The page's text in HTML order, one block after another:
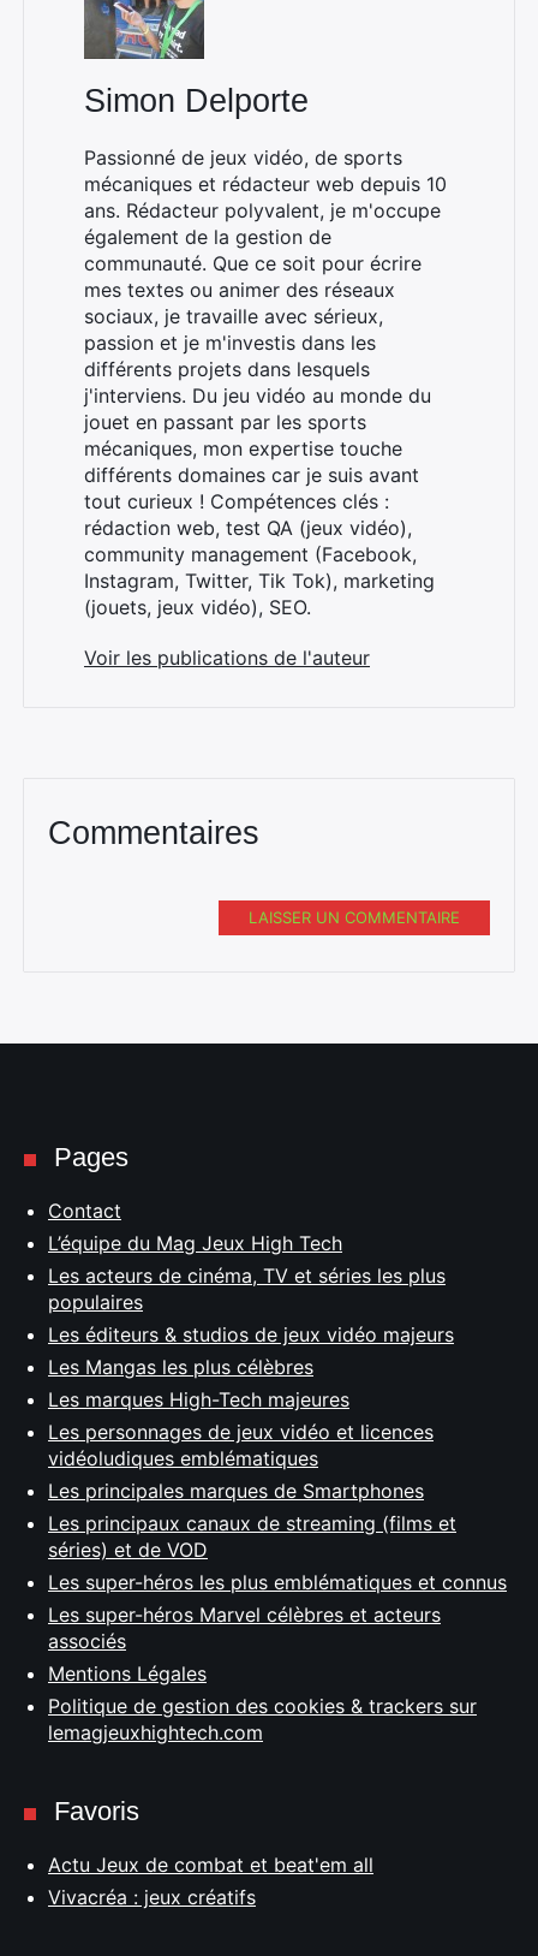
Simon Delporte
Passionné de jeux vidéo, de sports
mécaniques et rédacteur web depuis 10
ans. Rédacteur polyvalent, je m'occupe
également de la gestion de
communauté. Que ce soit pour écrire
mes textes ou animer des réseaux
sociaux, je travaille avec sérieux,
passion et je m'investis dans les
différents projets dans lesquels
j'interviens. Du jeu vidéo au monde du
jouet en passant par les sports
mécaniques, mon expertise touche
différents domaines car je suis avant
tout curieux ! Compétences clés :
rédaction web, test QA (jeux vidéo),
community management (Facebook,
Instagram, Twitter, Tik Tok), marketing
(jouets, jeux vidéo), SEO.
Voir les publications de l'auteur
Commentaires
LAISSER UN COMMENTAIRE
Pages
Contact
L’équipe du Mag Jeux High Tech
Les acteurs de cinéma, TV et séries les plus
populaires
Les éditeurs & studios de jeux vidéo majeurs
Les Mangas les plus célèbres
Les marques High-Tech majeures
Les personnages de jeux vidéo et licences
vidéoludiques emblématiques
Les principales marques de Smartphones
Les principaux canaux de streaming (films et
séries) et de VOD
Les super-héros les plus emblématiques et connus
Les super-héros Marvel célèbres et acteurs
associés
Mentions Légales
Politique de gestion des cookies & trackers sur
lemagjeuxhightech.com
Favoris
Actu Jeux de combat et beat'em all
Vivacréa : jeux créatifs
Rechercher